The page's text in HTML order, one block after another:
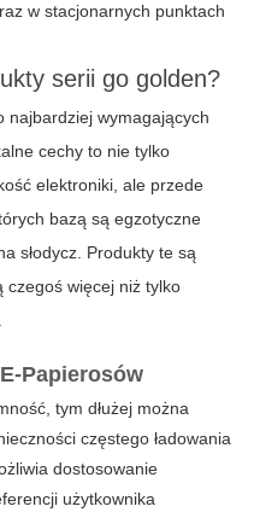
w stacjonarnych punktach
serii go golden?
najbardziej wymagających
cechy to nie tylko
elektroniki, ale przede
bazą są egzotyczne
słodycz. Produkty te są
czegoś więcej niż tylko
Papierosów
tym dłużej można
częstego ładowania
dostosowanie
użytkownika